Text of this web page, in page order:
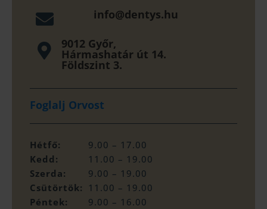
 info@dentys.hu
 9012 Győr,
Hármashatár út 14.
Földszint 3.
Foglalj Orvost
Hétfő:
9.00 – 17.00
Kedd:
11.00 – 19.00
Szerda:
9.00 – 19.00
Csütörtök:
11.00 – 19.00
Péntek:
9.00 – 16.00